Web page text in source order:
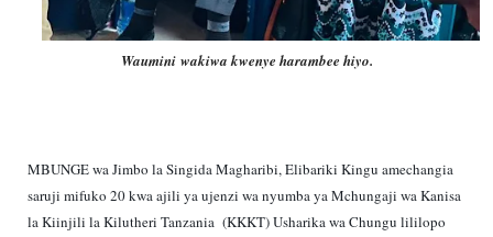
Waumini wakiwa kwenye harambee hiyo.
MBUNGE wa Jimbo la Singida Magharibi, Elibariki Kingu amechangia
saruji mifuko 20 kwa ajili ya ujenzi wa nyumba ya Mchungaji wa Kanisa
la Kiinjili la Kilutheri Tanzania (KKKT) Usharika wa Chungu lililopo